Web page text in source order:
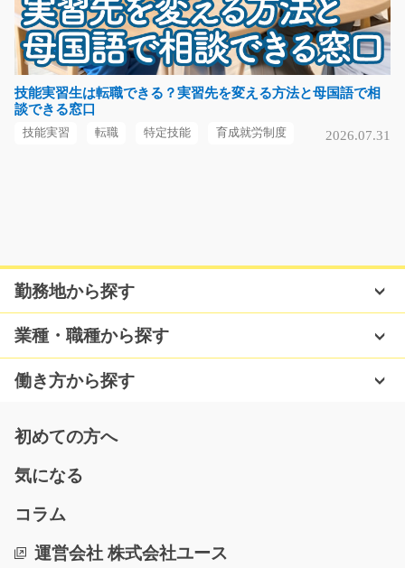
リーチリフトでの入庫作業/y01_01539
急募
キレイな物流倉庫で自動車部品の入庫作業！ 新設された
きれいな職場で…
長期（3ヶ月以上）
リーチフォークリフトで入出庫/g05_00749
＼高時給でガッツリ稼げる♪／ リーチフォークリフトを
運転して、貨物の積…
長期（3ヶ月以上）
時給1500円
急募
技能実習生は転職できる？実習先を変える方法と母国語で相
談できる窓口
技能実習 転職 特定技能 育成就労制度 2026.07.31
勤務地から探す
業種・職種から探す
働き方から探す
初めての方へ
気になる
コラム
運営会社 株式会社ユース